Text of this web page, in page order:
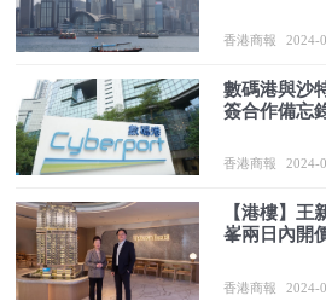
香港商報 2024-
數碼港與沙
簽合作備忘
香港商報 2024-
【港樓】王
峯兩日內開
香港商報 2024-